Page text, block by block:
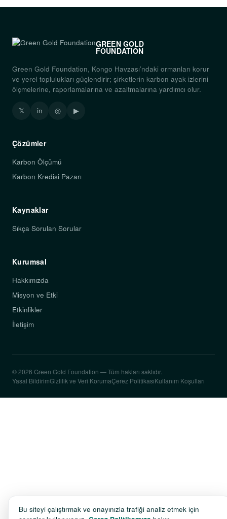
GREEN GOLD
FOUNDATION
Green Gold Foundation, Kongo Havzası’ndaki ormanları korur
ve yerel toplulukları güçlendirir; şirketlerin karbon ayak izlerini
ölçmelerine, raporlamalarına ve azaltmalarına yardımcı olur.
𝕏 in ◎ ▶
Çözümler
Karbon Ölçümü
Karbon Kredisi Pazarı
Kaynaklar
Sıkça Sorulan Sorular
Kurumsal
Hakkımızda
Misyon ve Etki
Etkinlikler
İletişim
© 2026 Green Gold Foundation — Tüm hakları saklıdır.
Yasal BildirimGizlilik ve Veri KorumaÇerez PolitikasıKullanım Koşulları
Bu siteyi çalıştırmak ve onayınızla trafiği analiz etmek için